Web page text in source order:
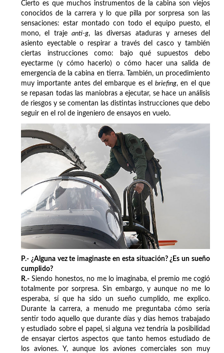
Cierto es que muchos instrumentos de la cabina son viejos
conocidos de la carrera y lo que pilla por sorpresa son las
sensaciones: estar montado con todo el equipo puesto, el
mono, el trajeanti-g, las diversas ataduras y arneses del
asiento eyectable o respirar a través del casco y también
ciertas instrucciones como: bajo qué supuestos debo
eyectarme (y cómo hacerlo) o cómo hacer una salida de
emergencia de la cabina en tierra. También, un procedimiento
muy importante antes del embarque es elbriefing, en el que
se repasan todas las maniobras a ejecutar, se hace un análisis
de riesgos y se comentan las distintas instrucciones que debo
seguir en el rol de ingeniero de ensayos en vuelo.
P.- ¿Alguna vez te imaginaste en esta situación? ¿Es un sueño
cumplido?
R.- Siendo honestos, no me lo imaginaba, el premio me cogió
totalmente por sorpresa. Sin embargo, y aunque no me lo
esperaba, sí que ha sido un sueño cumplido, me explico.
Durante la carrera, a menudo me preguntaba cómo sería
sentir todo aquello que durante días y días hemos trabajado
y estudiado sobre el papel, si alguna vez tendría la posibilidad
de ensayar ciertos aspectos que tanto hemos estudiado de
los aviones. Y, aunque los aviones comerciales son muy